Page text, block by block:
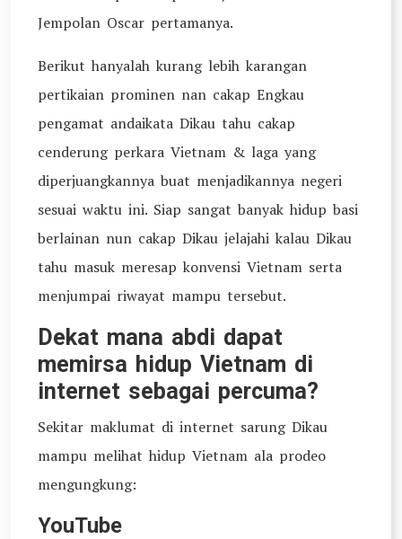
Jempolan Oscar pertamanya.
Berikut hanyalah kurang lebih karangan
pertikaian prominen nan cakap Engkau
pengamat andaikata Dikau tahu cakap
cenderung perkara Vietnam & laga yang
diperjuangkannya buat menjadikannya negeri
sesuai waktu ini. Siap sangat banyak hidup basi
berlainan nun cakap Dikau jelajahi kalau Dikau
tahu masuk meresap konvensi Vietnam serta
menjumpai riwayat mampu tersebut.
Dekat mana abdi dapat
memirsa hidup Vietnam di
internet sebagai percuma?
Sekitar maklumat di internet sarung Dikau
mampu melihat hidup Vietnam ala prodeo
mengungkung:
YouTube